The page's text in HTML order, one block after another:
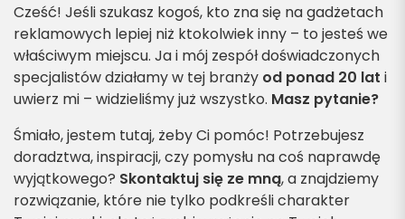
Cześć! Jeśli szukasz kogoś, kto zna się na gadżetach
reklamowych lepiej niż ktokolwiek inny – to jesteś we
właściwym miejscu. Ja i mój zespół doświadczonych
specjalistów działamy w tej branży od ponad 20 lat i
uwierz mi – widzieliśmy już wszystko. Masz pytanie?
Śmiało, jestem tutaj, żeby Ci pomóc! Potrzebujesz
doradztwa, inspiracji, czy pomysłu na coś naprawdę
wyjątkowego? Skontaktuj się ze mną, a znajdziemy
rozwiązanie, które nie tylko podkreśli charakter